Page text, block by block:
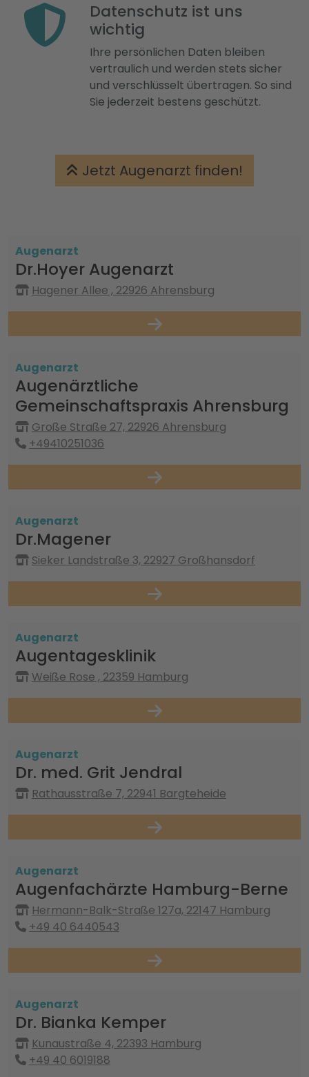
Datenschutz ist uns
wichtig
Ihre persönlichen Daten bleiben
vertraulich und werden stets sicher
und verschlüsselt übertragen. So sind
Sie jederzeit bestens geschützt.
Jetzt Augenarzt finden!
Augenarzt
Dr.Hoyer Augenarzt
Hagener Allee , 22926 Ahrensburg
Augenarzt
Augenärztliche
Gemeinschaftspraxis Ahrensburg
Große Straße 27, 22926 Ahrensburg
+49410251036
Augenarzt
Dr.Magener
Sieker Landstraße 3, 22927 Großhansdorf
Augenarzt
Augentagesklinik
Weiße Rose , 22359 Hamburg
Augenarzt
Dr. med. Grit Jendral
Rathausstraße 7, 22941 Bargteheide
Augenarzt
Augenfachärzte Hamburg-Berne
Hermann-Balk-Straße 127a, 22147 Hamburg
+49 40 6440543
Augenarzt
Dr. Bianka Kemper
Kunaustraße 4, 22393 Hamburg
+49 40 6019188